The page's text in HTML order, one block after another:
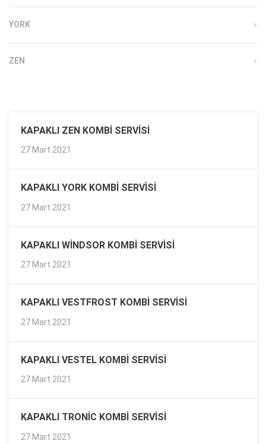
YORK
ZEN
KAPAKLI ZEN KOMBI SERVISI
27 Mart 2021
KAPAKLI YORK KOMBI SERVISI
27 Mart 2021
KAPAKLI WINDSOR KOMBI SERVISI
27 Mart 2021
KAPAKLI VESTFROST KOMBI SERVISI
27 Mart 2021
KAPAKLI VESTEL KOMBI SERVISI
27 Mart 2021
KAPAKLI TRONIC KOMBI SERVISI
27 Mart 2021